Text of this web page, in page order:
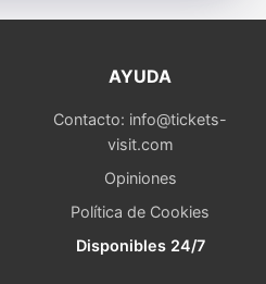
AYUDA
Contacto: info@tickets-
visit.com
Opiniones
Política de Cookies
Disponibles 24/7